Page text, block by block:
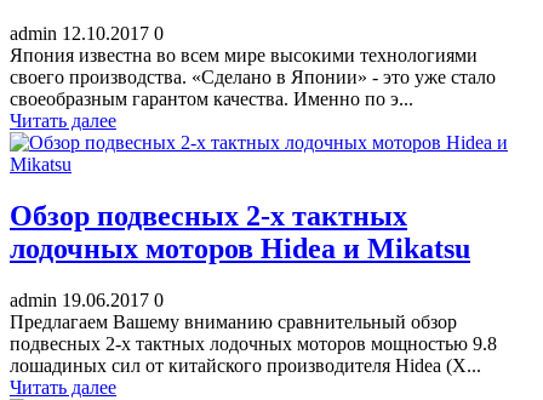
admin 12.10.2017 0
Япония известна во всем мире высокими технологиями
своего производства. «Сделано в Японии» - это уже стало
своеобразным гарантом качества. Именно по э...
Читать далее
Обзор подвесных 2-х тактных
лодочных моторов Hidea и Mikatsu
admin 19.06.2017 0
Предлагаем Вашему вниманию сравнительный обзор
подвесных 2-х тактных лодочных моторов мощностью 9.8
лошадиных сил от китайского производителя Hidea (Х...
Читать далее